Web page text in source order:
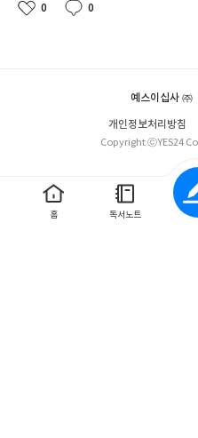
좋
0
댓
0
작
홈 독서노트
예스이십사 ㈜
개인정보처리방침
Copyright ⓒYES24